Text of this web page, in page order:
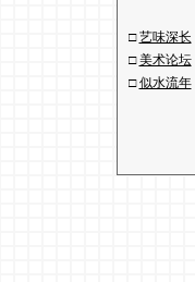
□艺味深长
□美术论坛
□似水流年